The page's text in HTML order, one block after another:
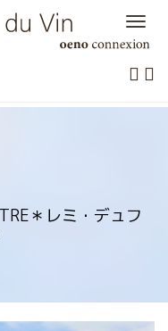
＊レミ・デュフ